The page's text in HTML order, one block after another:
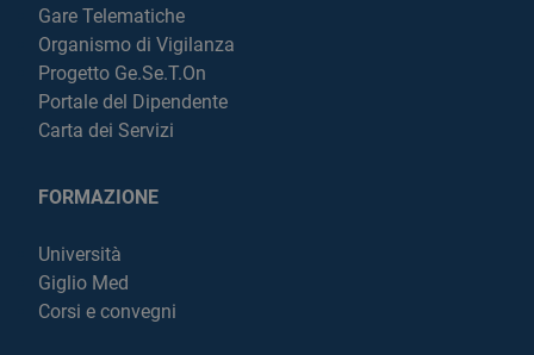
Gare Telematiche
Organismo di Vigilanza
Progetto Ge.Se.T.On
Portale del Dipendente
Carta dei Servizi
FORMAZIONE
Università
Giglio Med
Corsi e convegni